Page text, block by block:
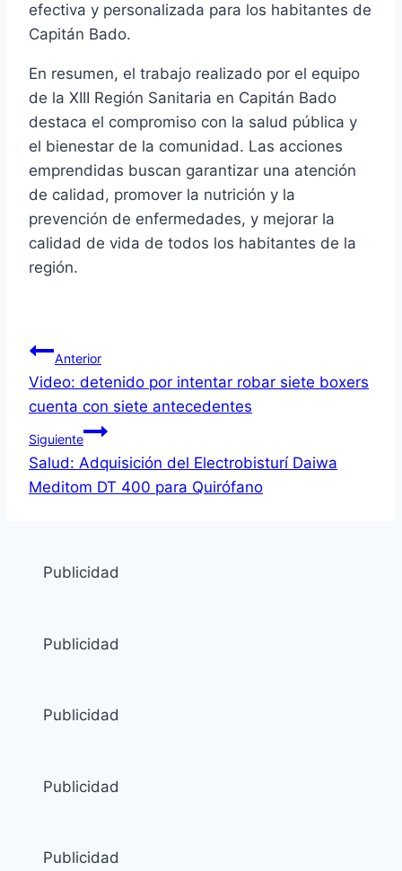
efectiva y personalizada para los habitantes de
Capitán Bado.
En resumen, el trabajo realizado por el equipo
de la XIII Región Sanitaria en Capitán Bado
destaca el compromiso con la salud pública y
el bienestar de la comunidad. Las acciones
emprendidas buscan garantizar una atención
de calidad, promover la nutrición y la
prevención de enfermedades, y mejorar la
calidad de vida de todos los habitantes de la
región.
Anterior
Video: detenido por intentar robar siete boxers
cuenta con siete antecedentes
Siguiente
Salud: Adquisición del Electrobisturí Daiwa
Meditom DT 400 para Quirófano
Publicidad
Publicidad
Publicidad
Publicidad
Publicidad